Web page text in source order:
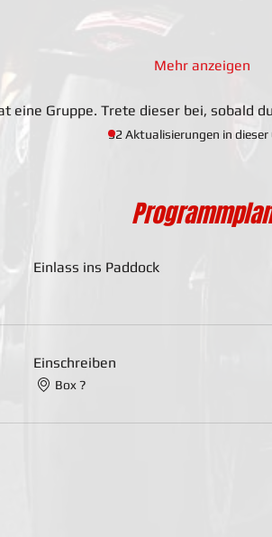
Mehr anzeigen
eine Gruppe. Trete dieser bei, sobald
32 Aktualisierungen in dieser
Programmplan
Einlass ins Paddock
Einschreiben
Box ?